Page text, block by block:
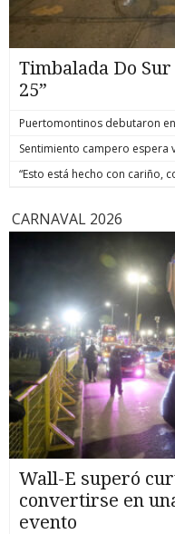
Timbalada Do
25”
Puertomontinos debutaron
Sentimiento campero espera
“Esto está hecho con cariño,
CARNAVAL 2026
Wall-E superó
convertirse en
evento